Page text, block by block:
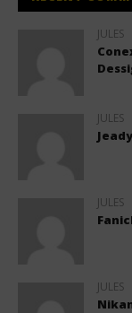
JULES
JULES
JULES
JULES